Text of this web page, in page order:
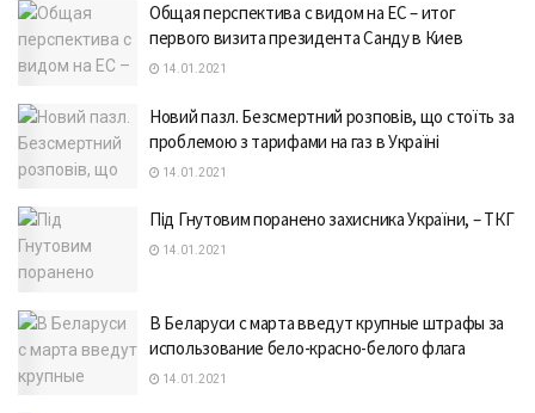
Общая перспектива с видом на ЕС – итог
первого визита президента Санду в Киев
14.01.2021
Новий пазл. Безсмертний розповів, що стоїть за
проблемою з тарифами на газ в Україні
14.01.2021
Під Гнутовим поранено захисника України, – ТКГ
14.01.2021
В Беларуси с марта введут крупные штрафы за
использование бело-красно-белого флага
14.01.2021